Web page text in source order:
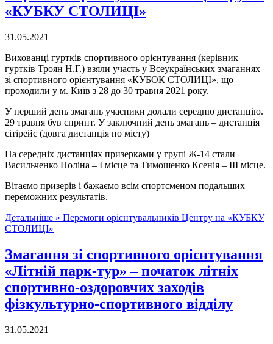
«КУБКУ СТОЛИЦІ»
31.05.2021
Вихованці гуртків спортивного орієнтування (керівник
гуртків Троян Н.Г.) взяли участь у Всеукраїнських змаганнях
зі спортивного орієнтування «КУБОК СТОЛИЦІ», що
проходили у м. Київ з 28 до 30 травня 2021 року.
У перший день змагань учасники долали середню дистанцію.
29 травня був спринт. У заключний день змагань – дистанція
сітірейс (довга дистанція по місту)
На середніх дистанціях призерками у групі Ж-14 стали
Васильченко Поліна – І місце та Тимошенко Ксенія – ІІІ місце.
Вітаємо призерів і бажаємо всім спортсменом подальших
переможних результатів.
Детальніше » Перемоги орієнтувальників Центру на «КУБКУ
СТОЛИЦІ»
Змагання зі спортивного орієнтування
«Літній парк-тур» – початок літніх
спортивно-оздоровчих заходів
фізкультурно-спортивного відділу
31.05.2021